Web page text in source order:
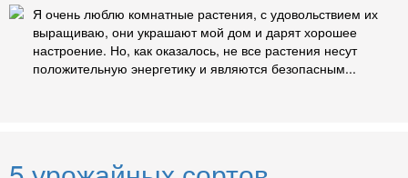
Я очень люблю комнатные растения, с удовольствием их
выращиваю, они украшают мой дом и дарят хорошее
настроение. Но, как оказалось, не все растения несут
положительную энергетику и являются безопасным...